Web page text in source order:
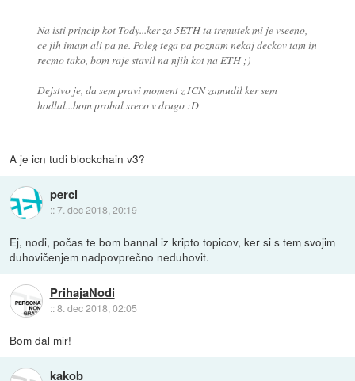
Na isti princip kot Tody...ker za 5ETH ta trenutek mi je vseeno,
ce jih imam ali pa ne. Poleg tega pa poznam nekaj deckov tam in
recmo tako, bom raje stavil na njih kot na ETH ;)
Dejstvo je, da sem pravi moment z ICN zamudil ker sem
hodlal...bom probal sreco v drugo :D
A je icn tudi blockchain v3?
perci
::7. dec 2018, 20:19
Ej, nodi, počas te bom bannal iz kripto topicov, ker si s tem svojim
duhovičenjem nadpovprečno neduhovit.
PrihajaNodi
::8. dec 2018, 02:05
Bom dal mir!
kakob